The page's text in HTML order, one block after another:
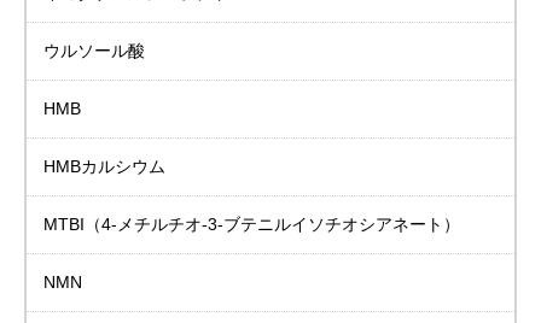
ウルソール酸
HMB
HMBカルシウム
MTBI （4-メチルチオ-3-ブテニルイソチオシアネート）
NMN